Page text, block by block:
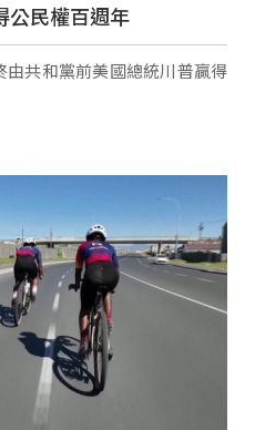
公民權百週年
由共和黨前美國總統川普贏得